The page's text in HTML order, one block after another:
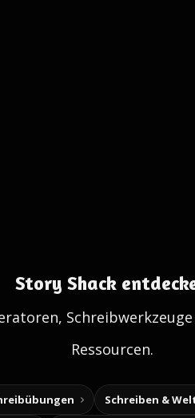
Story Shack
Ressourcen.
Schreiben &